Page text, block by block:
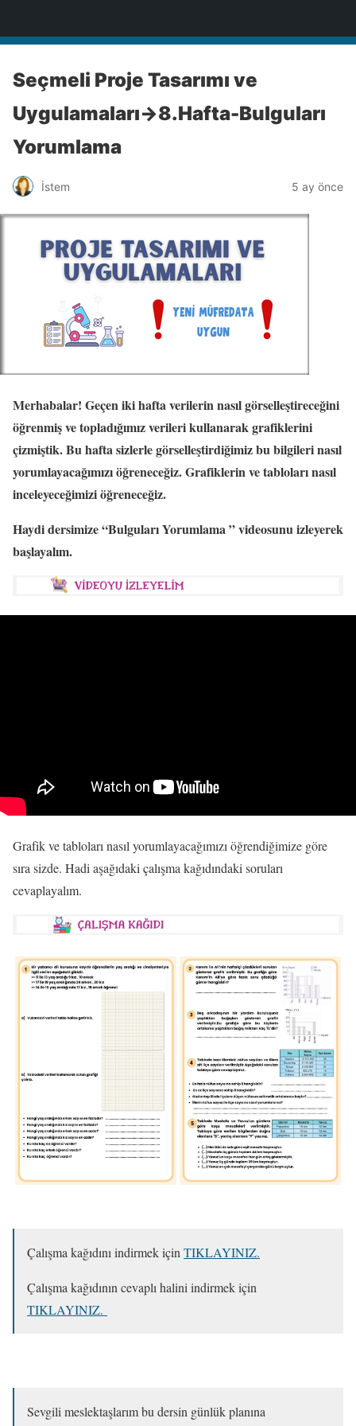
Seçmeli Proje Tasarımı ve
Uygulamaları->8.Hafta-Bulguları
Yorumlama
İstem 5 ay önce
Merhabalar! Geçen iki hafta verilerin nasıl görselleştireceğini
öğrenmiş ve topladığımız verileri kullanarak grafiklerini
çizmiştik. Bu hafta sizlerle görselleştirdiğimiz bu bilgileri nasıl
yorumlayacağımızı öğreneceğiz. Grafiklerin ve tabloları nasıl
inceleyeceğimizi öğreneceğiz.
Haydi dersimize “Bulguları Yorumlama ” videosunu izleyerek
başlayalım.
Grafik ve tabloları nasıl yorumlayacağımızı öğrendiğimize göre
sıra sizde. Hadi aşağıdaki çalışma kağıdındaki soruları
cevaplayalım.
Çalışma kağıdını indirmek için TIKLAYINIZ.
Çalışma kağıdının cevaplı halini indirmek için
TIKLAYINIZ.
Sevgili meslektaşlarım bu dersin günlük planına